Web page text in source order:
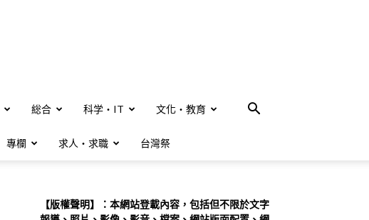
総合 科学・IT 文化・教育
專欄 求人・求職 台灣祭
【版權聲明】：本網站登載內容，包括但不限於文字